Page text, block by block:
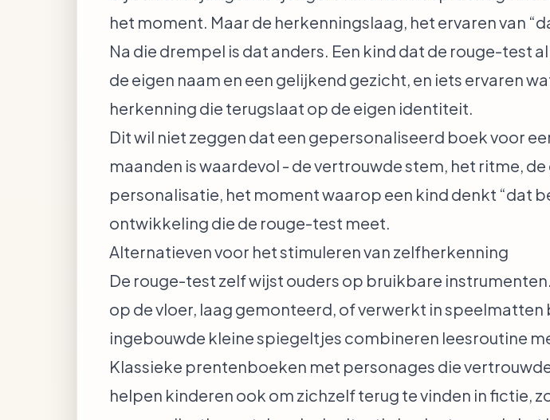
het moment. Maar de herkenningslaag, het ervaren van
Na die drempel is dat anders. Een kind dat de rouge-test
de eigen naam en een gelijkend gezicht, en iets ervaren
herkenning die terugslaat op de eigen identiteit.
Dit wil niet zeggen dat een gepersonaliseerd boek voor
maanden is waardevol - de vertrouwde stem, het ritme,
personalisatie, het moment waarop een kind denkt “dat
ontwikkeling die de rouge-test meet.
Alternatieven voor het stimuleren van zelfherkenning
De rouge-test zelf wijst ouders op bruikbare
op de vloer, laag gemonteerd, of verwerkt in
ingebouwde kleine spiegeltjes combineren leesroutine
Klassieke prentenboeken met personages die
helpen kinderen ook om zichzelf terug te vinden in fictie,